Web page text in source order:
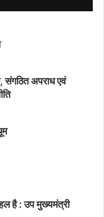
घोषित करने के बाद
दस्तावेज बनाएं और
से यह नोट बनाना
लगी होती है
प्रिंटिंग शुरू की। आरोपी
संगठित अपराध एवं
है : उप मुख्यमंत्री